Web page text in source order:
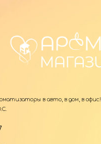
в авто, в дом, в офис!
7